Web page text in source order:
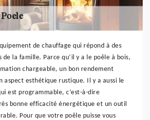
de chauffage qui répond à des
de la famille. Parce qu’il y a le poêle à bois,
chargeable, un bon rendement
aspect esthétique rustique. Il y a aussi le
est programmable, c’est-à-dire
bonne efficacité énergétique et un outil
Pour que votre poêle puisse vous